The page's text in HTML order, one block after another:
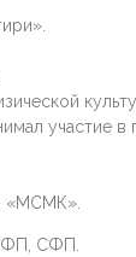
участие
«МСМК».
СФП.